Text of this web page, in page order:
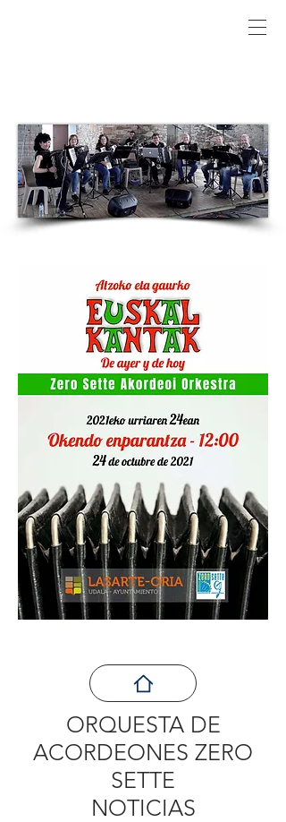
ORQUESTA DE
ACORDEONES ZERO
SETTE
NOTICIAS